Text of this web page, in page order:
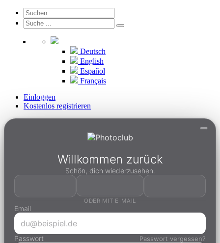
Deutsch
English
Español
Français
Einloggen
Kostenlos registrieren
Willkommen zurück
Schön, dich wiederzusehen.
ODER MIT E-MAIL
Email
Passwort Passwort vergessen?